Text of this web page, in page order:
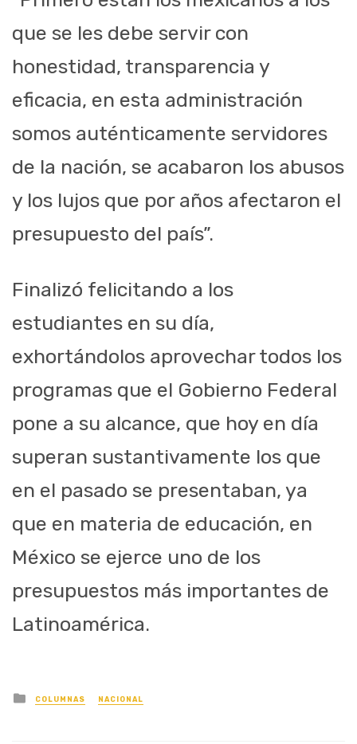
que se les debe servir con
honestidad, transparencia y
eficacia, en esta administración
somos auténticamente servidores
de la nación, se acabaron los abusos
y los lujos que por años afectaron el
presupuesto del país”.
Finalizó felicitando a los
estudiantes en su día,
exhortándolos aprovechar todos los
programas que el Gobierno Federal
pone a su alcance, que hoy en día
superan sustantivamente los que
en el pasado se presentaban, ya
que en materia de educación, en
México se ejerce uno de los
presupuestos más importantes de
Latinoamérica.
Posted
in
COLUMNAS NACIONAL